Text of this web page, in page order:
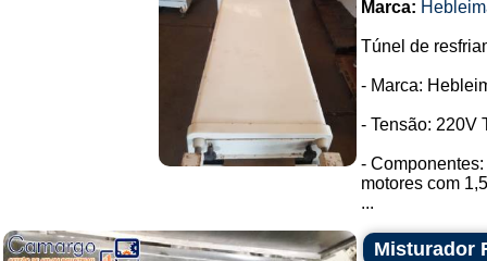
Marca:
Túnel de
- Marca:
- Tensão: 220V
-
motores com
...
Misturador